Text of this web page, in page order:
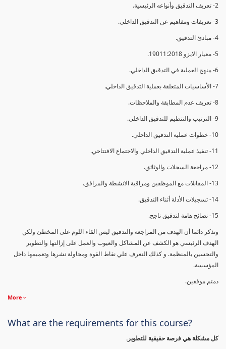
2- تعريف التدقيق وأنواعه الرئيسية.
3- تعريفات ومفاهيم عن التدقيق الداخلي.
4- مبادئ التدقيق.
5- معيار الايزو 19011:2018.
6- منهج العملية في التدقيق الداخلي.
7- الأساسيات المتعلقة بعملية التدقيق الداخلي.
8- تعريف عدم المطابقة والملاحظات.
9- الترتيب والتنظيم للتدقيق الداخلي.
10- خطوات عملية التدقيق الداخلي.
11- تنفيذ عملية التدقيق الداخلي والاجتماع الافتتاحي.
12- مراجعة السجلات والوثائق.
13- المقابلات مع الموظفين ومراقبة الانشطة والمرافق.
14- تسجيلات الأدلة أثناء التدقيق.
15- نصائح هامة لتدقيق ناجح.
وتذكر دائما أن الهدف من المراجعة والتدقيق ليس القاء اللوم على المخطئ ولكن
الهدف الرئيسي هو الكشف عن المشاكل والعيوب والعمل على إزالتها والتطوير
والتحسين بالمنظمة. و كذلك التعرف علي نقاط القوة ومحاولة نشرها وتعميمها داخل
المؤسسة.
دمتم موفقين.
More
What are the requirements for this course?
كل مشكلة هي فرصة حقيقية للتطوير.